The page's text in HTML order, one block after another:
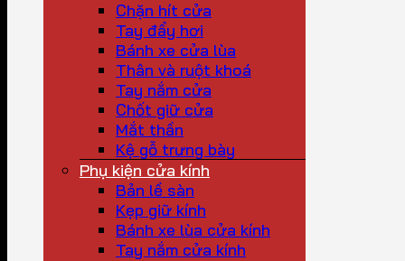
Chặn hít cửa
Tay đẩy hơi
Bánh xe cửa lùa
Thân và ruột khoá
Tay nắm cửa
Chốt giữ cửa
Mắt thần
Kệ gỗ trưng bày
Phụ kiện cửa kính
Bản lề sàn
Kẹp giữ kính
Bánh xe lùa cửa kính
Tay nắm cửa kính